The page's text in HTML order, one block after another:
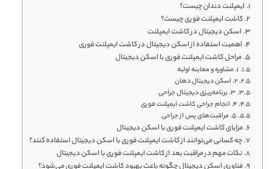
ایمپلنت دندان چیست؟
کاشت ایمپلنت فوری چیست؟
اسکن دیجیتال در کاشت ایمپلنت
اهمیت استفاده از اسکن دیجیتال در کاشت ایمپلنت فوری
مراحل کاشت ایمپلنت فوری با اسکن دیجیتال
۱. مشاوره و معاینه اولیه
۲. اسکن دیجیتال دهان
۳. برنامه‌ریزی دیجیتال جراحی
۴. انجام جراحی کاشت ایمپلنت فوری
۵. مراقبت‌های پس از جراحی
مزایای کاشت ایمپلنت فوری با اسکن دیجیتال
چه کسانی می‌توانند از کاشت ایمپلنت فوری با اسکن دیجیتال استفاده کنند؟
نکات مهم در مراقبت بعد از کاشت ایمپلنت فوری با اسکن دیجیتال
فناوری اسکن دیجیتال چگونه باعث بهبود کاشت ایمپلنت فوری می‌شود؟